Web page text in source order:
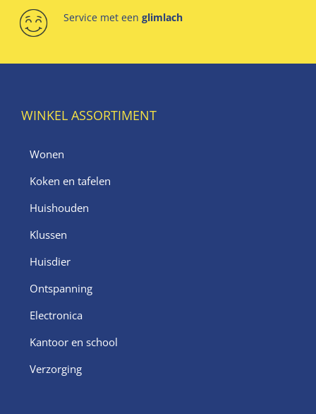
Service met een glimlach
WINKEL ASSORTIMENT
Wonen
Koken en tafelen
Huishouden
Klussen
Huisdier
Ontspanning
Electronica
Kantoor en school
Verzorging